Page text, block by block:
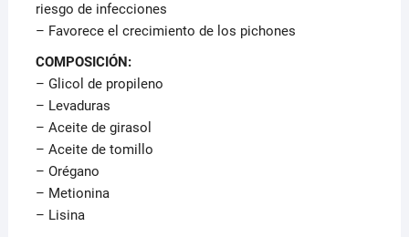
riesgo de infecciones
– Favorece el crecimiento de los pichones
COMPOSICIÓN:
– Glicol de propileno
– Levaduras
– Aceite de girasol
– Aceite de tomillo
– Orégano
– Metionina
– Lisina